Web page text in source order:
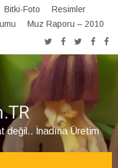
Bitki-Foto
Resimler
Muz Raporu – 2010
değil.. İnadına Üretim